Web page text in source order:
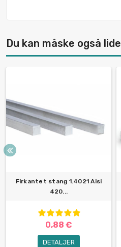
Du kan måske også lide
Firkantet stang 1.4021 Aisi
420...
0,88 €
DETALJER